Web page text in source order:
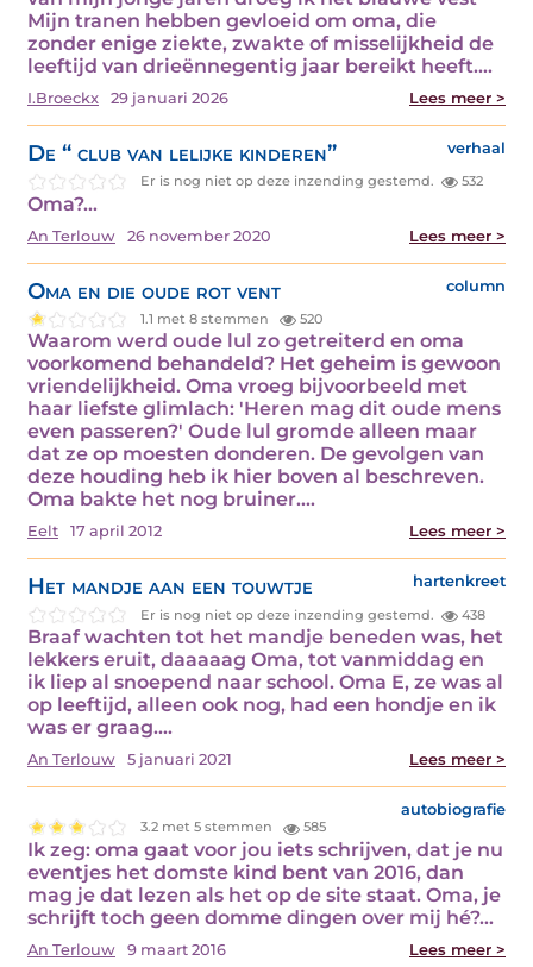
Mijn tranen hebben gevloeid om oma, die
zonder enige ziekte, zwakte of misselijkheid de
leeftijd van drieënnegentig jaar bereikt heeft.…
I.Broeckx 29 januari 2026 Lees meer >
De “ club van lelijke kinderen” verhaal
Er is nog niet op deze inzending gestemd. 532
Oma?…
An Terlouw 26 november 2020 Lees meer >
Oma en die oude rot vent column
1.1 met 8 stemmen 520
Waarom werd oude lul zo getreiterd en oma
voorkomend behandeld? Het geheim is gewoon
vriendelijkheid. Oma vroeg bijvoorbeeld met
haar liefste glimlach: 'Heren mag dit oude mens
even passeren?' Oude lul gromde alleen maar
dat ze op moesten donderen. De gevolgen van
deze houding heb ik hier boven al beschreven.
Oma bakte het nog bruiner.…
Eelt 17 april 2012 Lees meer >
Het mandje aan een touwtje hartenkreet
Er is nog niet op deze inzending gestemd. 438
Braaf wachten tot het mandje beneden was, het
lekkers eruit, daaaaag Oma, tot vanmiddag en
ik liep al snoepend naar school. Oma E, ze was al
op leeftijd, alleen ook nog, had een hondje en ik
was er graag.…
An Terlouw 5 januari 2021 Lees meer >
autobiografie
3.2 met 5 stemmen 585
Ik zeg: oma gaat voor jou iets schrijven, dat je nu
eventjes het domste kind bent van 2016, dan
mag je dat lezen als het op de site staat. Oma, je
schrijft toch geen domme dingen over mij hé?…
An Terlouw 9 maart 2016 Lees meer >